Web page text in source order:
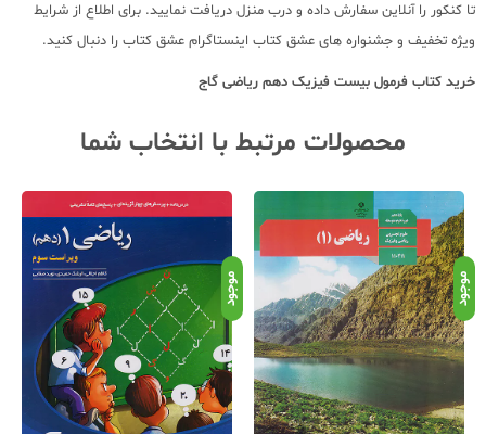
تا کنکور را آنلاین سفارش داده و درب منزل دریافت نمایید. برای اطلاع از شرایط
ویژه تخفیف و جشنواره های عشق کتاب اینستاگرام عشق کتاب را دنبال کنید.
خرید کتاب فرمول بیست فیزیک دهم ریاضی گاج
محصولات مرتبط با انتخاب شما
موجود موجود